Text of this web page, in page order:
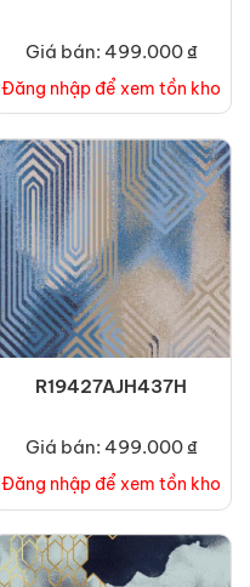
Giá bán: 499.000 ₫
Đăng nhập để xem tồn kho
R19427AJH437H
Giá bán: 499.000 ₫
Đăng nhập để xem tồn kho